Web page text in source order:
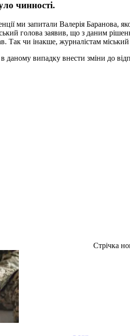
чинності.
ми запитали Валерія Баранова,
голова заявив, що з даним
Так чи інакше, журналістам
даному випадку внести зміни до
Стрічка